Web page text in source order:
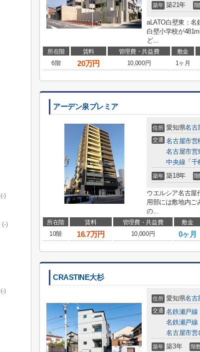
築年 築21年
aLATO白壁東：名
白壁小学校が
ど...
所在階 賃料 管理費・共益費 敷金
6階
20万円 10,000円 1ヶ月
アーデン泉プレミア
住所 愛知県名古
交通 名古屋市営
名古屋市営
中央線 「 千
築年 築18年
ウエルシア名古屋
用部には敷地内ご
の...
所在階 賃料 管理費・共益費 敷金
10階
16.7万円 10,000円 0ヶ月
CRASTINE大杉
住所 愛知県名古
交通 名鉄瀬戸線
名鉄瀬戸線
名古屋市営
築年 築3年 階
(-)
(-)
(-)